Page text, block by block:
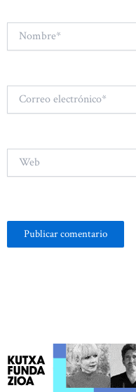
Nombre*
Correo
electrónico*